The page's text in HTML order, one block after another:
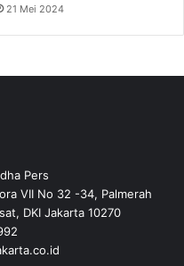
21 Mei 2024
Pers
VII No 32 -34, Palmerah
DKI Jakarta 10270